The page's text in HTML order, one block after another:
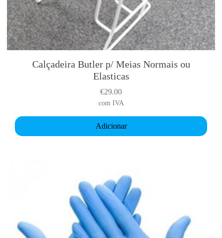
Calçadeira Butler p/ Meias Normais ou
Elasticas
€29.00
com IVA
Adicionar